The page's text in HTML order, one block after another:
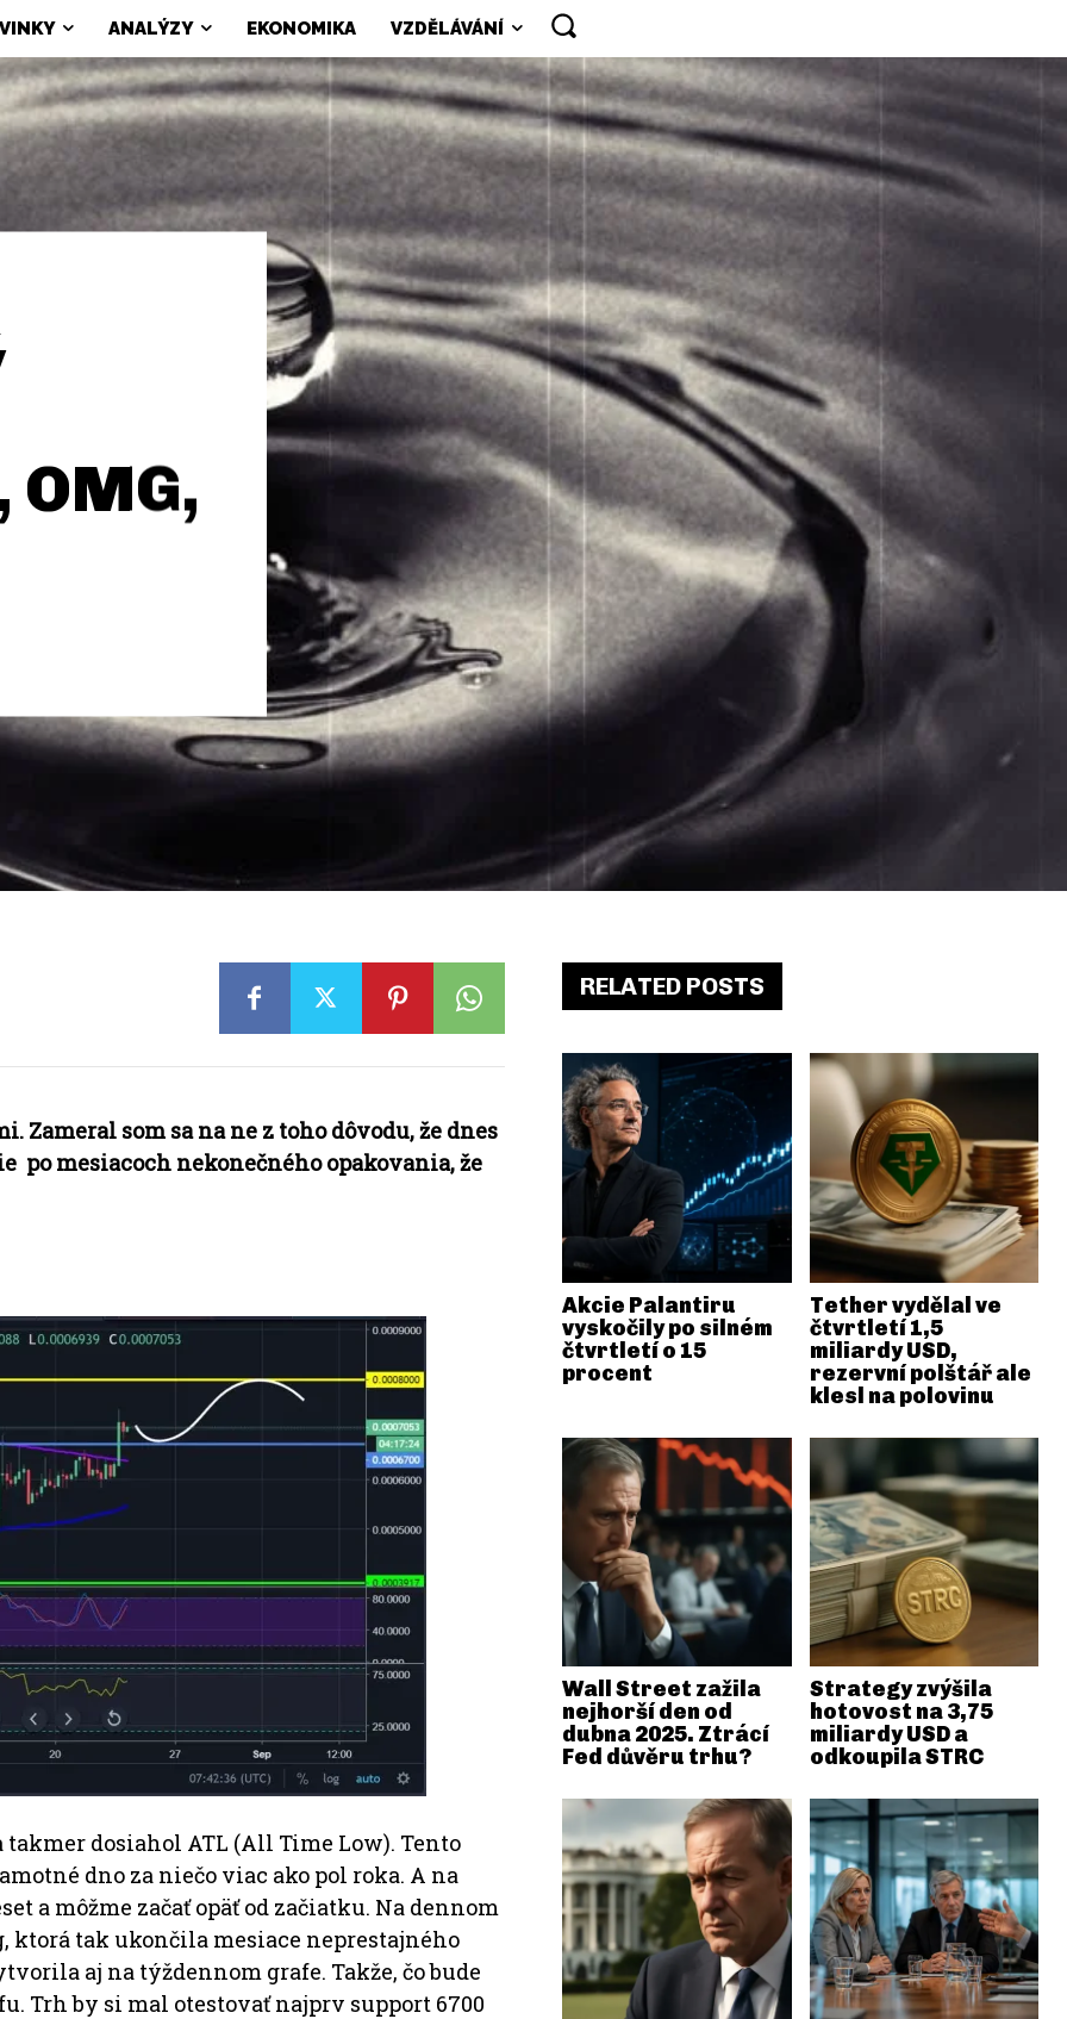
ANALÝZY EKONOMIKA VZDĚLÁVÁNÍ
OMG,
som sa na ne z toho dôvodu, že dnes
po mesiacoch nekonečného opakovania, že
dosiahol ATL (All Time Low). Tento
dno za niečo viac ako pol roka. A na
a môžme začať opäť od začiatku. Na dennom
tak ukončila mesiace neprestajného
aj na týždennom grafe. Takže, čo bude
Trh by si mal otestovať najprv support 6700
RELATED POSTS
Akcie Palantiru
vyskočily po silném
čtvrtletí o 15
procent
Tether vydělal ve
čtvrtletí 1,5
miliardy USD,
rezervní polštář ale
klesl na polovinu
Wall Street zažila
nejhorší den od
dubna 2025. Ztrácí
Fed důvěru trhu?
Strategy zvýšila
hotovost na 3,75
miliardy USD a
odkoupila STRC